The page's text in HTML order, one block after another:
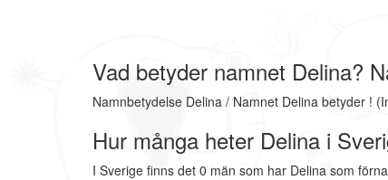
Vad betyder namnet Delina?
Namnbetydelse Delina / Namnet Delina betyder !
Hur många heter Delina i
I Sverige finns det 0 män som har Delina som